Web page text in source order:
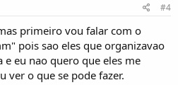
#4
primeiro vou falar com o
pois sao eles que organizavao
eu nao quero que eles me
ver o que se pode fazer.